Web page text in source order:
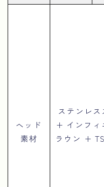
ヘッド
素材
ステンレス
+ インフィ
ラウン +